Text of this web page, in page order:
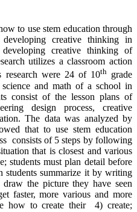
to use stem education through
creative thinking in
creative thinking of
utilizes a classroom action
research were 24 of 10thgrade
and math of a school in
consist of the lesson plans of
design process, creative
The data was analyzed by
that to use stem education
consists of 5 steps by following
that is closest and various
students must plan detail before
students summarize it by writing
the picture they have seen
faster, more various and more
how to create their 4) create;